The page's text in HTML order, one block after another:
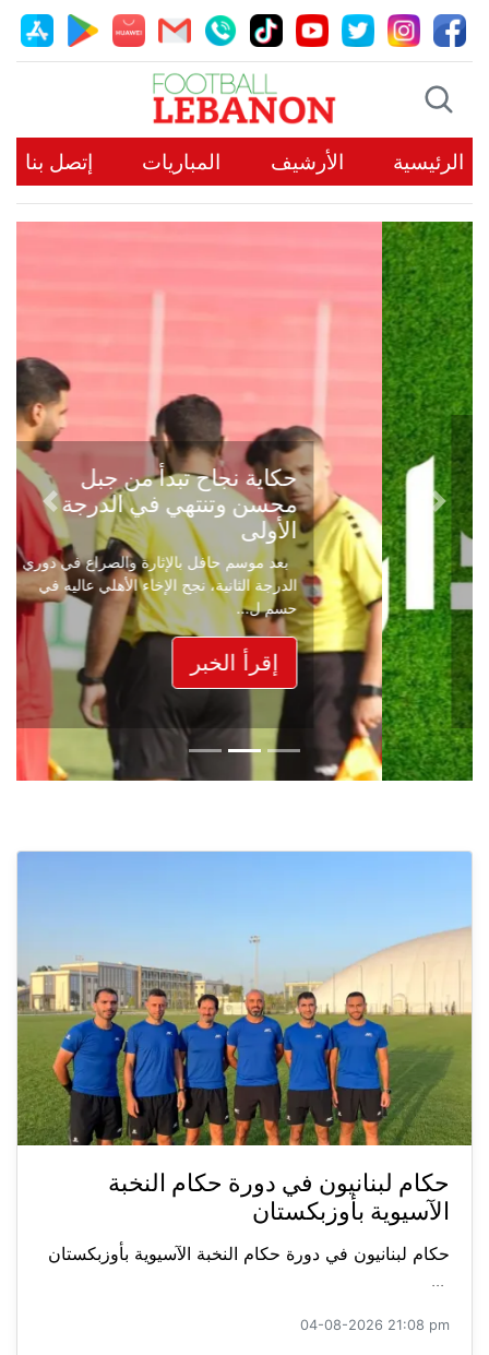
الرئيسية الأرشيف المباريات إتصل بنا
حكاية نجاح تبدأ من جبل
محسن وتنتهي في الدرجة
الأولى
بعد موسم حافل بالإثارة والصراع في دوري
الدرجة الثانية، نجح الإخاء الأهلي عاليه في
حسم ل...
إقرأ الخبر
Previous
Next
حكام لبنانيون في دورة حكام النخبة
الآسيوية بأوزبكستان
حكام لبنانيون في دورة حكام النخبة الآسيوية بأوزبكستان
...
04-08-2026 21:08 pm